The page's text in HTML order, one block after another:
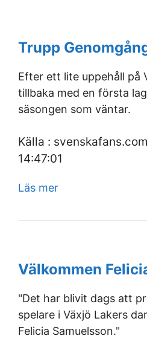
Trupp
Efter ett lite uppehåll på
tillbaka med en första
säsongen som väntar.
Källa :
14:47:01
Läs mer
Välkommen
"Det har blivit dags att
spelare i Växjö Lakers
Felicia Samuelsson."